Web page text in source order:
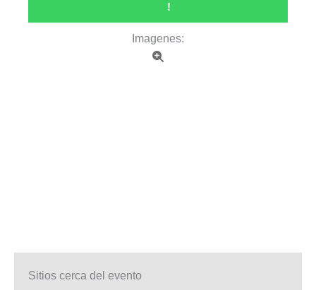
!
Imagenes:
Sitios cerca del evento